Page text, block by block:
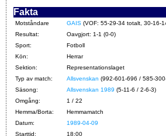
Fakta
Motståndare GAIS (VOF: 55-29-34 totalt, 30-16-
Resultat:
Oavgjort: 1-1 (0-0)
Sport:
Fotboll
Kön:
Herrar
Sektion:
Representationslaget
Typ av match:
Allsvenskan (992-601-696 / 585-
Säsong:
Allsvenskan 1989 (5-11-6 / 2-6-3)
Omgång:
1 / 22
Hemma/Borta:
Hemmamatch
Datum:
1989-04-09
Starttid:
18:00